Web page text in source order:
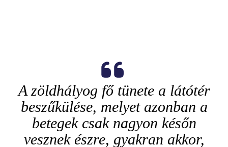
A zöldhályog fő tünete a látótér
beszűkülése, melyet azonban a
betegek csak nagyon későn
vesznek észre, gyakran akkor,